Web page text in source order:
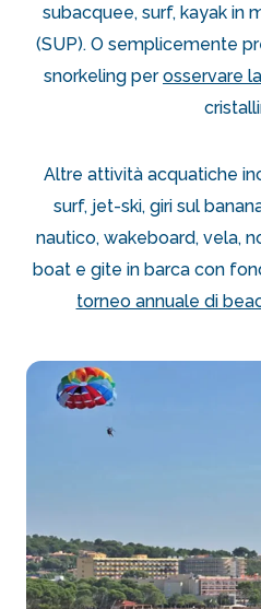
subacquee, surf, kayak in
(SUP). O semplicemente
snorkeling perosservare
Altre attività acquatiche
surf, jet-ski, giri sul
nautico, wakeboard, vela,
boat e gite in barca con
torneo annuale di